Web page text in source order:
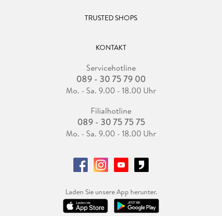
TRUSTED SHOPS
KONTAKT
Servicehotline
089 - 30 75 79 00
Mo. - Sa. 9.00 - 18.00 Uhr
Filialhotline
089 - 30 75 75 75
Mo. - Sa. 9.00 - 18.00 Uhr
Laden Sie unsere App herunter.